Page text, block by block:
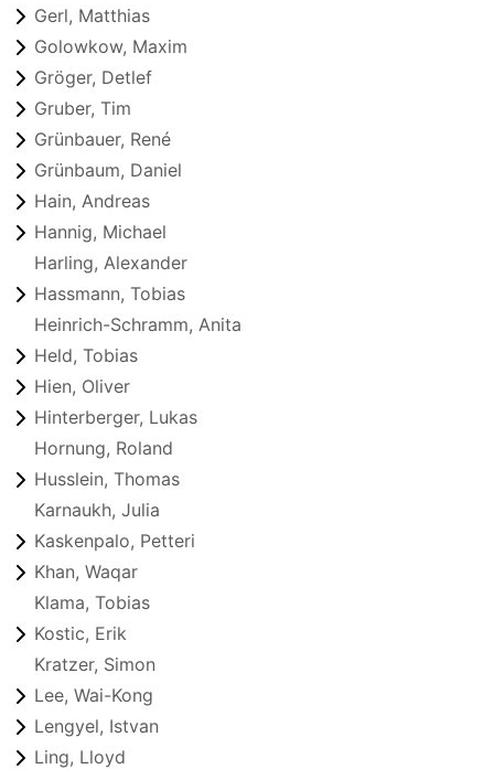
Gerl, Matthias
Golowkow, Maxim
Gröger, Detlef
Gruber, Tim
Grünbauer, René
Grünbaum, Daniel
Hain, Andreas
Hannig, Michael
Harling, Alexander
Hassmann, Tobias
Heinrich-Schramm, Anita
Held, Tobias
Hien, Oliver
Hinterberger, Lukas
Hornung, Roland
Husslein, Thomas
Karnaukh, Julia
Kaskenpalo, Petteri
Khan, Waqar
Klama, Tobias
Kostic, Erik
Kratzer, Simon
Lee, Wai-Kong
Lengyel, Istvan
Ling, Lloyd